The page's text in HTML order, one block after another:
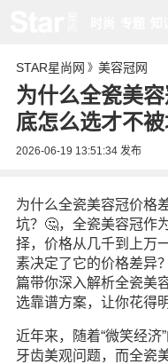
STAR星尚网 》 美容冠网
为什么全瓷美
底怎么选才不
2026-06-19 13:51:34发布
为什么全瓷美容冠价格
坑？🤔，全瓷美容冠作
择，价格从几千到上万
素决定了它的价格差异
篇带你深入解析全瓷美
选靠谱方案，让你花得
近年来，随着“微笑经济
牙齿美观问题，而全瓷